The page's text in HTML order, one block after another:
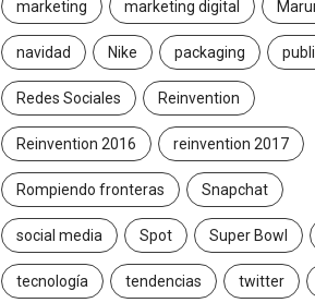
marketing marketing digital
navidad Nike packaging
Redes Sociales Reinvention
Reinvention 2016 reinvention 2017
Rompiendo fronteras Snapchat
social media Spot Super Bowl
tecnología tendencias twitter